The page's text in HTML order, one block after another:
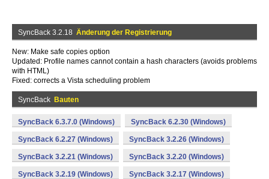
SyncBack 3.2.18 Änderung der Registrierung
New: Make safe copies option
Updated: Profile names cannot contain a hash characters (avoids problems
with HTML)
Fixed: corrects a Vista scheduling problem
SyncBack Bauten
SyncBack 6.3.7.0 (Windows) SyncBack 6.2.30 (Windows)
SyncBack 6.2.27 (Windows) SyncBack 3.2.26 (Windows)
SyncBack 3.2.21 (Windows) SyncBack 3.2.20 (Windows)
SyncBack 3.2.19 (Windows) SyncBack 3.2.17 (Windows)